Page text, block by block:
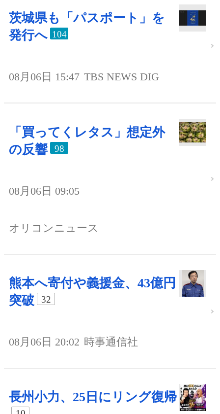
茨城県も「パスポート」を
発行へ 104
08月06日 15:47 TBS NEWS DIG
「買ってくレタス」想定外
の反響
98
08月06日 09:05
オリコンニュース
熊本へ寄付や義援金、43億円
突破
32
08月06日 20:02 時事通信社
長州小力、25日にリング復帰